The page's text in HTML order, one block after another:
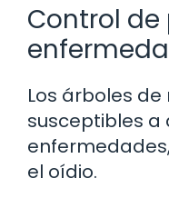
Control
Los árboles
susceptibles a
el oídio.